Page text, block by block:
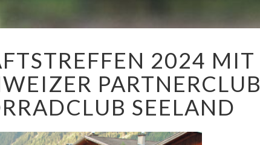
2024
MIT
UNSEREM
SCHWEIZER
PARTNERCLUB
BMW
SEELAND
2024 MIT
PARTNERCLUB
SEELAND